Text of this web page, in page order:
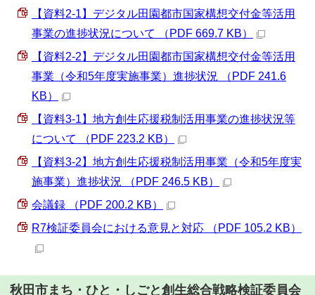
【資料2-1】デジタル田園都市国家構想交付金等活用
事業の進捗状況について （PDF 669.7 KB）
【資料2-2】デジタル田園都市国家構想交付金等活用
事業（令和5年度実施事業）進捗状況 （PDF 241.6
KB）
【資料3-1】地方創生応援税制活用事業の進捗状況等
について （PDF 223.2 KB）
【資料3-2】地方創生応援税制活用事業（令和5年度実
施事業）進捗状況 （PDF 246.5 KB）
会議録 （PDF 200.2 KB）
R7検証委員会における意見と対応 （PDF 105.2 KB）
秋田市まち・ひと・しごと創生総合戦略検証委員会